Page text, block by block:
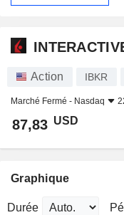
Action IBKR
Marché Fermé - Nasdaq
87,83 USD
Graphique
Durée